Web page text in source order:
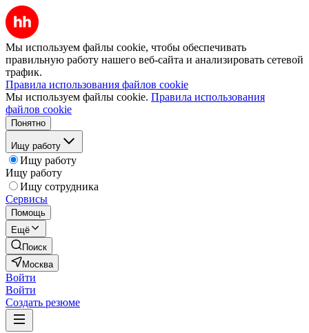
Мы используем файлы cookie, чтобы обеспечивать
правильную работу нашего веб-сайта и анализировать сетевой
трафик.
Правила использования файлов cookie
Мы используем файлы cookie. Правила использования
файлов cookie
Понятно
Ищу работу
Ищу работу
Ищу работу
Ищу сотрудника
Сервисы
Помощь
Ещё
Поиск
Москва
Войти
Войти
Создать резюме